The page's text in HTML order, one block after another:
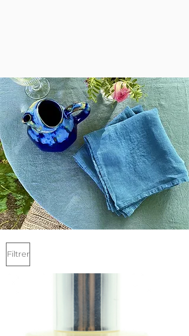
Filtrer